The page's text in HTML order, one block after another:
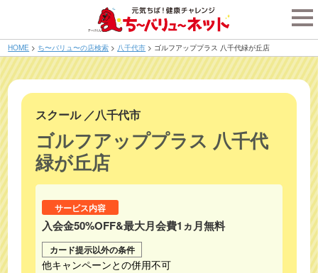
HOME > ち〜バリュ〜の店検索 > 八千代市 > ゴルフアッププラス 八千代緑が丘店
スクール ／八千代市
ゴルフアッププラス 八千代
緑が丘店
サービス内容
入会金50%OFF&最大月会費1ヵ月無料
カード提示以外の条件
他キャンペーンとの併用不可